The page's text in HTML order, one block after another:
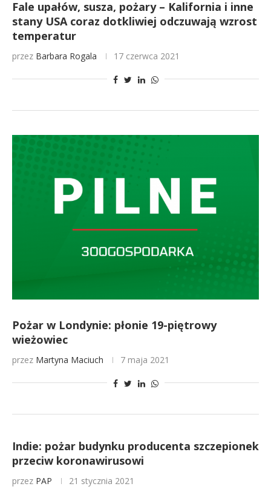
Fale upałów, susza, pożary – Kalifornia i inne
stany USA coraz dotkliwiej odczuwają wzrost
temperatur
przez Barbara Rogala 17 czerwca 2021
Pożar w Londynie: płonie 19-piętrowy
wieżowiec
przez Martyna Maciuch 7 maja 2021
Indie: pożar budynku producenta szczepionek
przeciw koronawirusowi
przez PAP 21 stycznia 2021